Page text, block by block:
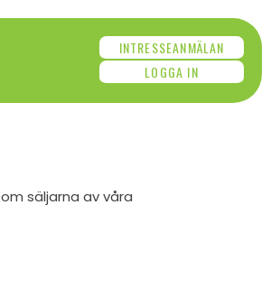
INTRESSEANMÄLAN
LOGGA IN
säljarna av våra